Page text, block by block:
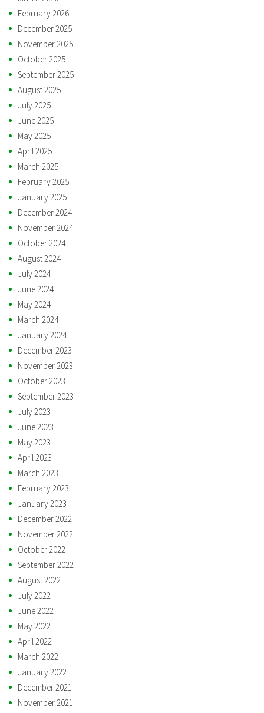
February 2026
December 2025
November 2025
October 2025
September 2025
August 2025
July 2025
June 2025
May 2025
April 2025
March 2025
February 2025
January 2025
December 2024
November 2024
October 2024
August 2024
July 2024
June 2024
May 2024
March 2024
January 2024
December 2023
November 2023
October 2023
September 2023
July 2023
June 2023
May 2023
April 2023
March 2023
February 2023
January 2023
December 2022
November 2022
October 2022
September 2022
August 2022
July 2022
June 2022
May 2022
April 2022
March 2022
January 2022
December 2021
November 2021